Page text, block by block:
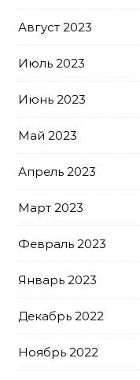
Август 2023
Июль 2023
Июнь 2023
Май 2023
Апрель 2023
Март 2023
Февраль 2023
Январь 2023
Декабрь 2022
Ноябрь 2022